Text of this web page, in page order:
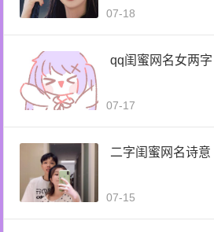
07-18
qq闺蜜网名女两字
07-17
二字闺蜜网名诗意
07-15